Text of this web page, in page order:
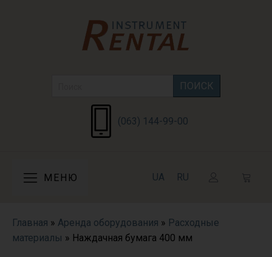
(063) 144-99-00
МЕНЮ UA RU
Главная » Аренда оборудования » Расходные
материалы » Наждачная бумага 400 мм